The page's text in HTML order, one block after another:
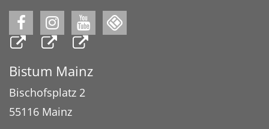
Bistum Mainz
Bischofsplatz 2
55116 Mainz